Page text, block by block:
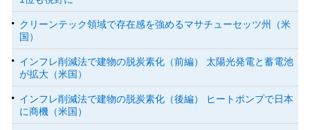
クリーンテック領域で存在感を強めるマサチューセッツ州（米
国）
インフレ削減法で建物の脱炭素化（前編） 太陽光発電と蓄電池
が拡大（米国）
インフレ削減法で建物の脱炭素化（後編） ヒートポンプで日本
に商機（米国）